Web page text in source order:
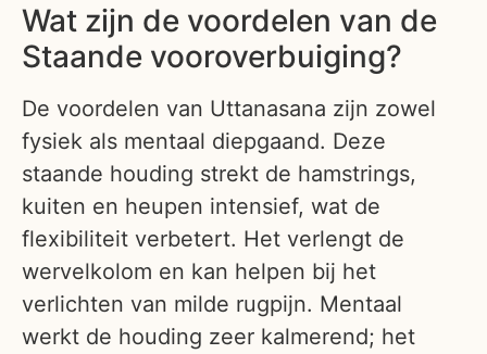
Wat zijn de voordelen van de
Staande vooroverbuiging?
De voordelen van Uttanasana zijn zowel
fysiek als mentaal diepgaand. Deze
staande houding strekt de hamstrings,
kuiten en heupen intensief, wat de
flexibiliteit verbetert. Het verlengt de
wervelkolom en kan helpen bij het
verlichten van milde rugpijn. Mentaal
werkt de houding zeer kalmerend; het